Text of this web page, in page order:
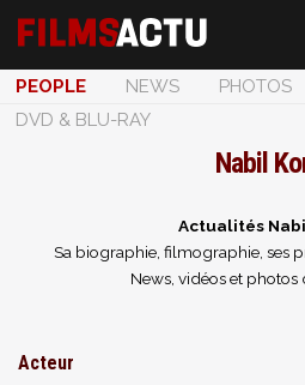
PEOPLE NEWS PHOTOS
DVD & BLU-RAY
Nabil
Actualités
Sa biographie, filmographie, ses
News, vidéos et photos
Acteur